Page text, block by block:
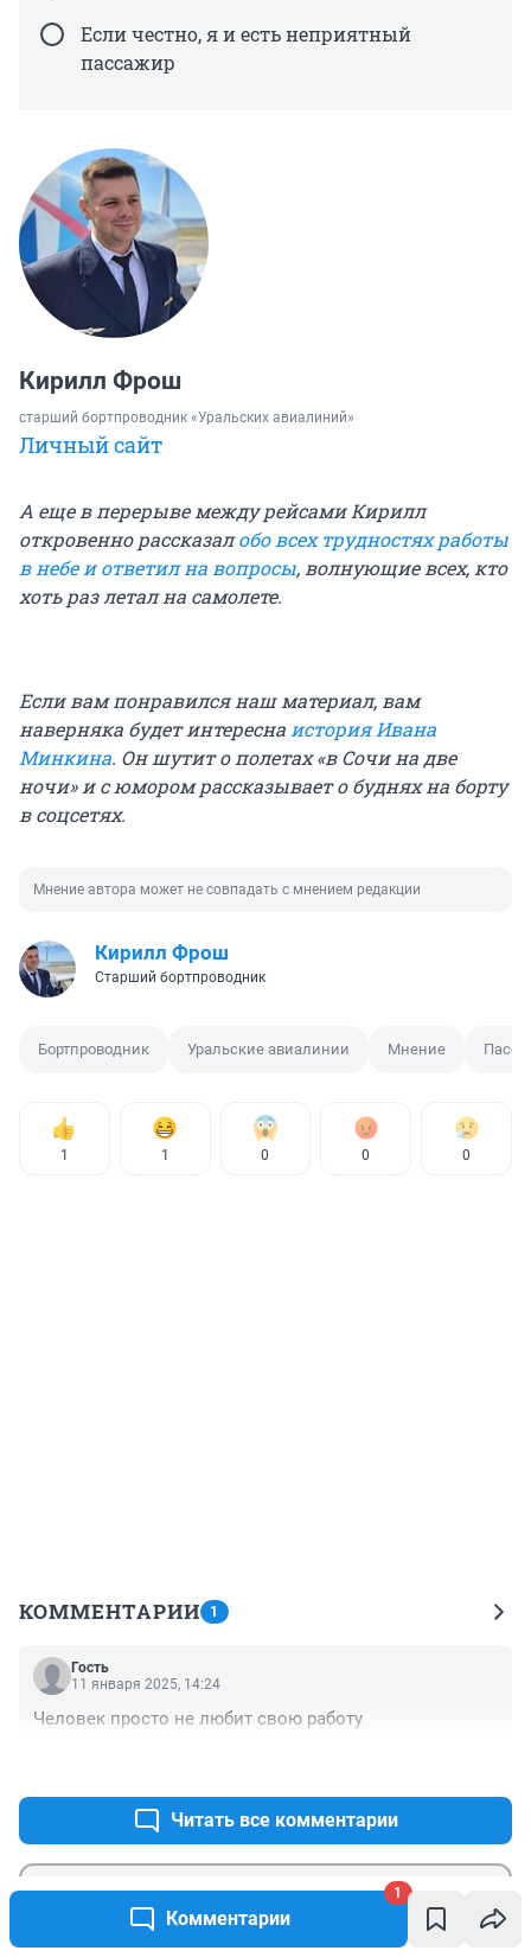
Комментарии
1
Если честно, я и есть неприятный
пассажир
Кирилл Фрош
старший бортпроводник «Уральских авиалиний»
Личный сайт
А еще в перерыве между рейсами Кирилл
откровенно рассказалобо всех трудностях работы
в небе и ответил на вопросы, волнующие всех, кто
хоть раз летал на самолете.
Если вам понравился наш материал, вам
наверняка будет интереснаистория Ивана
Минкина. Он шутит о полетах «в Сочи на две
ночи» и с юмором рассказывает о буднях на борту
в соцсетях.
Мнение автора может не совпадать с мнением редакции
Кирилл Фрош
Старший бортпроводник
Бортпроводник Уральские авиалинии Мнение
1 1 0 0 0
КОММЕНТАРИИ 1
Гость
11 января 2025, 14:24
Человек просто не любит свою работу
Читать все комментарии
Отправить